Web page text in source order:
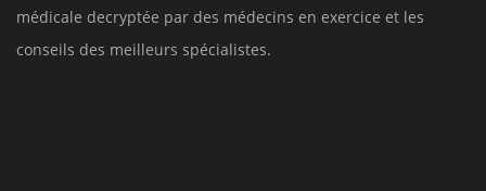
médicale decryptée par des médecins en exercice et les
conseils des meilleurs spécialistes.